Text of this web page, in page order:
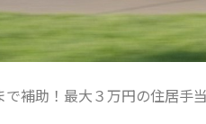
補助！最大３万円の住居手